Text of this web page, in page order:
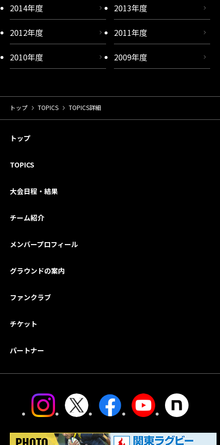
2014年度 2013年度
2012年度 2011年度
2010年度 2009年度
トップ TOPICS TOPICS詳細
トップ
TOPICS
大会日程・結果
チーム紹介
メンバープロフィール
グラウンドの案内
ファンクラブ
チケット
パートナー